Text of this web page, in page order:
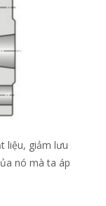
liệu, giảm lưu
nó mà ta áp